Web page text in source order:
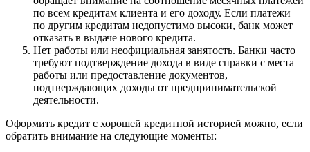
по всем кредитам клиента и его доходу. Если платежи
по другим кредитам недопустимо высоки, банк может
отказать в выдаче нового кредита.
Нет работы или неофициальная занятость. Банки часто
требуют подтверждение дохода в виде справки с места
работы или предоставление документов,
подтверждающих доходы от предпринимательской
деятельности.
Оформить кредит с хорошей кредитной историей можно, если
обратить внимание на следующие моменты: